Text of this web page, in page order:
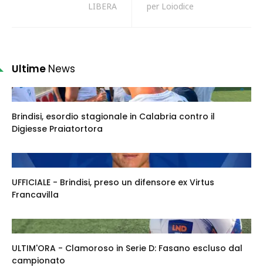
LIBERA
per Loiodice
Ultime News
Brindisi, esordio stagionale in Calabria contro il
Digiesse Praiatortora
UFFICIALE - Brindisi, preso un difensore ex Virtus
Francavilla
ULTIM'ORA - Clamoroso in Serie D: Fasano escluso dal
campionato